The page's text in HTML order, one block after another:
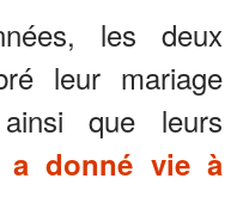
les deux
leur mariage
que leurs
a donné vie à